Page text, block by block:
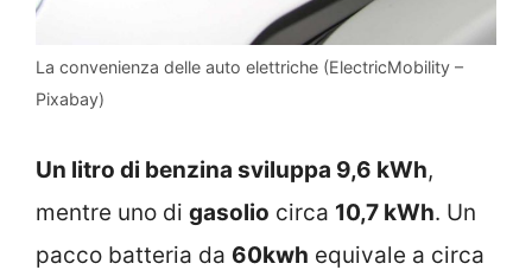
La convenienza delle auto elettriche (ElectricMobility –
Pixabay)
Un litro di benzina sviluppa 9,6 kWh,
mentre uno di gasolio circa 10,7 kWh. Un
pacco batteria da 60kwh equivale a circa